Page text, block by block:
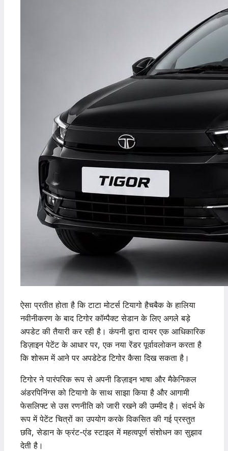
ऐसा प्रतीत होता है कि टाटा मोटर्स टियागो हैचबैक के हालिया
नवीनीकरण के बाद टिगोर कॉम्पैक्ट सेडान के लिए अगले बड़े
अपडेट की तैयारी कर रही है। कंपनी द्वारा दायर एक आधिकारिक
डिज़ाइन पेटेंट के आधार पर, एक नया रेंडर पूर्वावलोकन करता है
कि शोरूम में आने पर अपडेटेड टिगोर कैसा दिख सकता है।
टिगोर ने पारंपरिक रूप से अपनी डिज़ाइन भाषा और मैकेनिकल
अंडरपिनिंग्स को टियागो के साथ साझा किया है और आगामी
फेसलिफ्ट से उस रणनीति को जारी रखने की उम्मीद है। संदर्भ के
रूप में पेटेंट चित्रों का उपयोग करके विकसित की गई प्रस्तुत
छवि, सेडान के फ्रंट-एंड स्टाइल में महत्वपूर्ण संशोधन का सुझाव
देती है।